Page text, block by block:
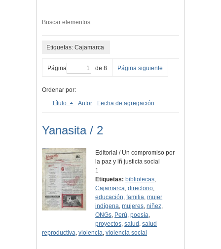
Buscar elementos
Etiquetas: Cajamarca
Página de 8 Página siguiente
Ordenar por:
Título
Autor Fecha de agregación
Yanasita / 2
Editorial / Un compromiso por
la paz y lñ justicia social
1
Etiquetas: bibliotecas,
Cajamarca,directorio,
educación,familia,mujer
indígena,mujeres,niñez,
ONGs, Perú,poesía,
proyectos,salud ,salud
reproductiva, violencia, violencia social